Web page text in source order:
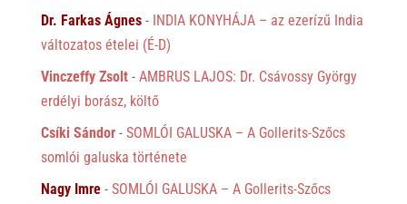
Dr. Farkas Ágnes- INDIA KONYHÁJA – az ezerízű India
változatos ételei (É-D)
Vinczeffy Zsolt- AMBRUS LAJOS: Dr. Csávossy György
erdélyi borász, költő
Csíki Sándor- SOMLÓI GALUSKA – A Gollerits-Szőcs
somlói galuska története
Nagy Imre- SOMLÓI GALUSKA – A Gollerits-Szőcs